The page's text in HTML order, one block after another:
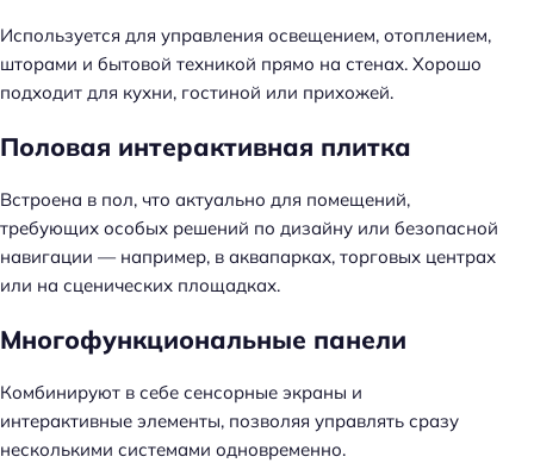
Используется для управления освещением, отоплением,
шторами и бытовой техникой прямо на стенах. Хорошо
подходит для кухни, гостиной или прихожей.
Половая интерактивная плитка
Встроена в пол, что актуально для помещений,
требующих особых решений по дизайну или безопасной
навигации — например, в аквапарках, торговых центрах
или на сценических площадках.
Многофункциональные панели
Комбинируют в себе сенсорные экраны и
интерактивные элементы, позволяя управлять сразу
несколькими системами одновременно.